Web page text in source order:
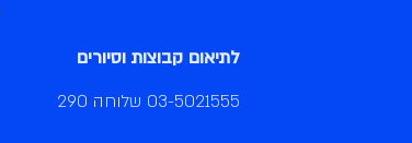
לתיאום קבוצות וסיורים
03-5021555 שלוחה 290